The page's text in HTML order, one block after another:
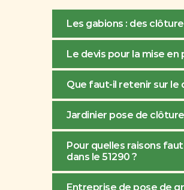
Les gabions : des
Le devis pour la mise en
Que faut-il retenir sur le
Jardinier pose de
Pour quelles raisons
dans le 51290 ?
Entreprise de pose de